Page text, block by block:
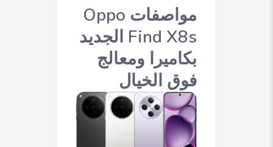
مواصفات Oppo
Find X8s الجديد
بكاميرا ومعالج
فوق الخيال